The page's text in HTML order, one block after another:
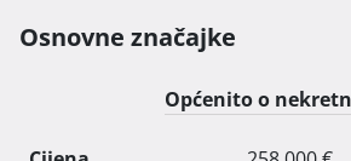
povrsine 12,60 m2 i vrt oznake V2 u
235,24m2. Na krovu terasa 150m2
Telefon: 41 79 412 54 86
Osnovne značajke
Općenito o